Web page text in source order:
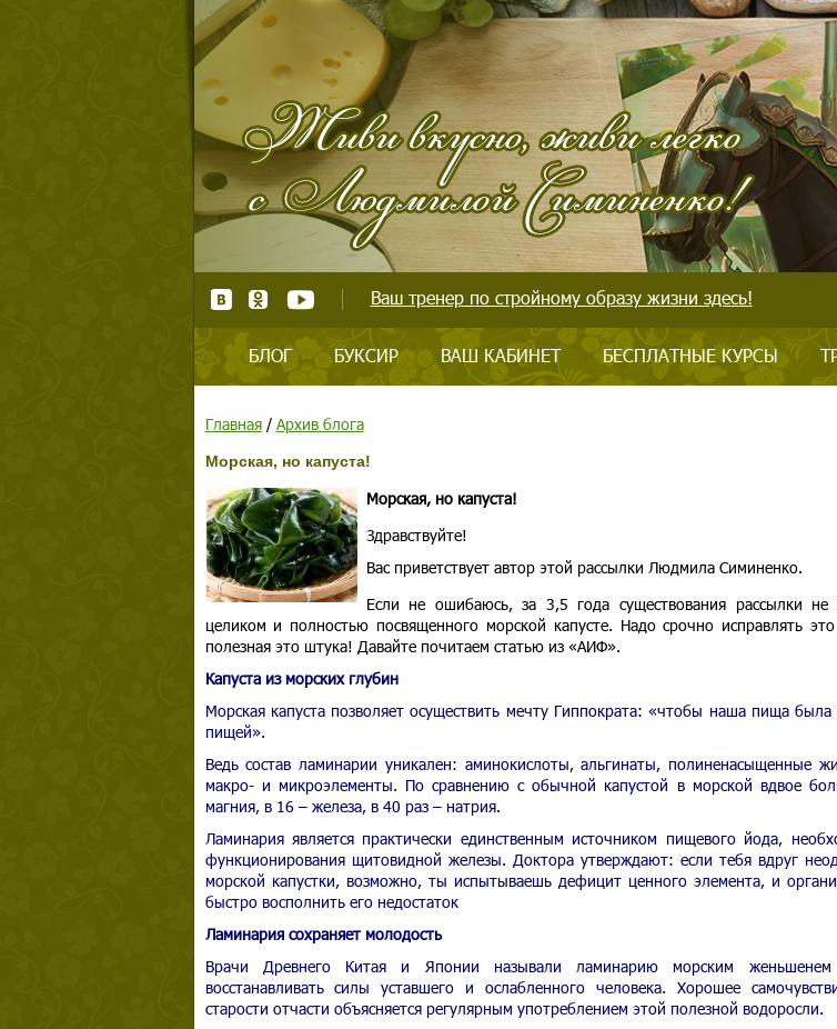
Ваш тренер по стройному образу жизни здесь!
БЛОГ БУКСИР ВАШ КАБИНЕТ БЕСПЛАТНЫЕ КУРСЫ
Главная/ Архив блога
Морская, но капуста!
Морская, но капуста!
Здравствуйте!
Вас приветствует автор этой рассылки Людмила Симиненко.
Если не ошибаюсь, за 3,5 года существования рассылки
целиком и полностью посвященного морской капусте. Надо срочно исправлять
полезная это штука! Давайте почитаем статью из «АИФ».
Капуста из морских глубин
Морская капуста позволяет осуществить мечту Гиппократа: «чтобы наша пища была
пищей».
Ведь состав ламинарии уникален: аминокислоты, альгинаты, полиненасыщенные
макро- и микроэлементы. По сравнению с обычной капустой в морской вдвое
магния, в 16 – железа, в 40 раз – натрия.
Ламинария является практически единственным источником пищевого йода,
функционирования щитовидной железы. Доктора утверждают: если тебя вдруг
морской капустки, возможно, ты испытываешь дефицит ценного элемента, и
быстро восполнить его недостаток
Ламинария сохраняет молодость
Врачи Древнего Китая и Японии называли ламинарию морским женьшенем
восстанавливать силы уставшего и ослабленного человека. Хорошее
старости отчасти объясняется регулярным употреблением этой полезной водоросли.